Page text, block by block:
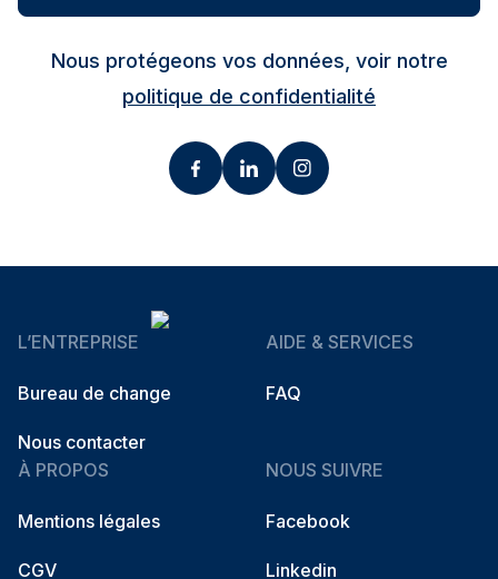
Nous protégeons vos données, voir notre
politique de confidentialité
L’ENTREPRISE
Bureau de change
Nous contacter
AIDE & SERVICES
FAQ
À PROPOS
Mentions légales
CGV
NOUS SUIVRE
Facebook
Linkedin